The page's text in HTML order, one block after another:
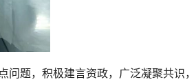
题，积极建言资政，广泛凝聚共识，